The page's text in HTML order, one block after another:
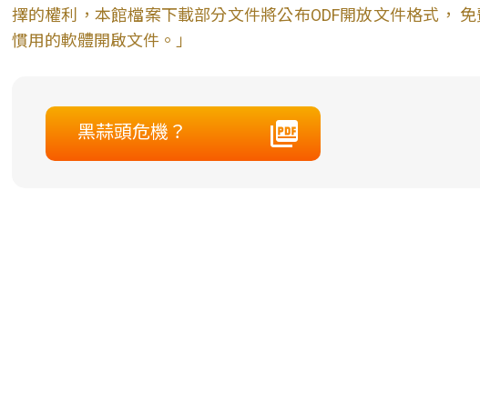
擇的權利，本館檔案下載部分文件將公布ODF開放文件格式，
慣用的軟體開啟文件。」
黑蒜頭危機？